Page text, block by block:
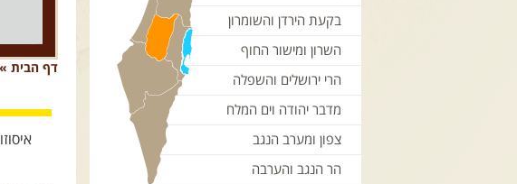
12.04.22
בקעת הירדן והשומרון
השרון ומישור החוף
הרי ירושלים והשפלה
מדבר יהודה וים המלח
צפון ומערב הנגב
הר הנגב והערבה